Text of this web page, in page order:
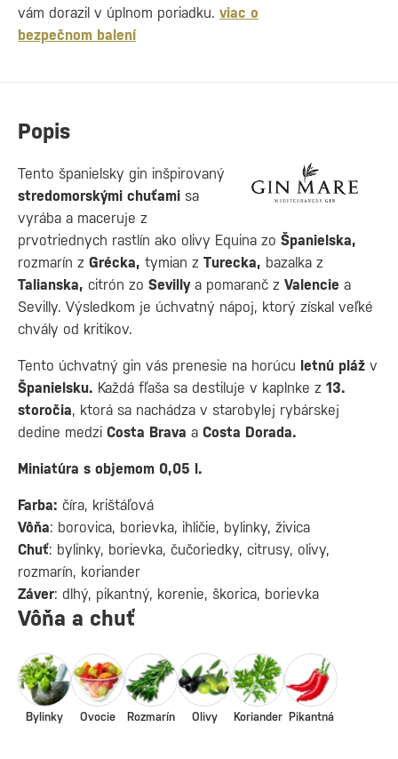
Popis
Tento španielsky gin inšpirovaný
stredomorskými chuťami sa
vyrába a maceruje z
prvotriednych rastlín ako olivy Equina zo Španielska,
rozmarín z Grécka, tymian z Turecka, bazalka z
Talianska, citrón zo Sevillya pomaranč z Valencie a
Sevilly. Výsledkom je úchvatný nápoj, ktorý získal veľké
chvály od kritikov.
Tento úchvatný gin vás prenesie na horúcu letnú pláž v
Španielsku. Každá fľaša sa destiluje v kaplnke z 13.
storočia, ktorá sa nachádza v starobylej rybárskej
dedine medzi Costa Brava a Costa Dorada.
Miniatúra s objemom 0,05 l.
Farba: číra, krištáľová
Vôňa: borovica, borievka, ihličie, bylinky, živica
Chuť: bylinky, borievka, čučoriedky, citrusy, olivy,
rozmarín, koriander
Záver: dlhý, pikantný, korenie, škorica, borievka
Vôňa a chuť
Bylinky Ovocie Rozmarín Olivy Koriander Pikantná
vám dorazil v úplnom poriadku. viac o
bezpečnom balení